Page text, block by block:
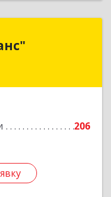
206
"Баланс"
Минусинск г,